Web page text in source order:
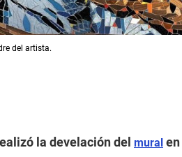
del artista.
la develación del mural en